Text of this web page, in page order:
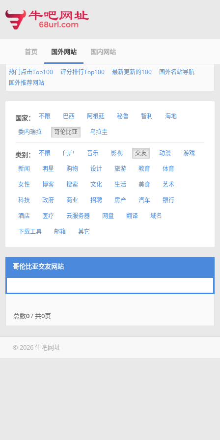
首页 国外网站 国内网站
热门点击Top100 评分排行Top100 最新更新的100
国外名站导航
国外推荐网站
国家： 不限 巴西 阿根廷 秘鲁 智利
海地
委内瑞拉
哥伦比亚 乌拉圭
类别： 不限 门户 音乐 影视 交友 动漫
游戏
新闻
明星 购物 设计 旅游 教育
体育
女性
博客 搜索 文化 生活 美食
艺术
科技
政府 商业 招聘 房产 汽车
银行
酒店
医疗 云服务器 网盘 翻译
域名
下载工具
邮箱 其它
哥伦比亚交友网站
总数0/ 共0页
© 2026 牛吧网址